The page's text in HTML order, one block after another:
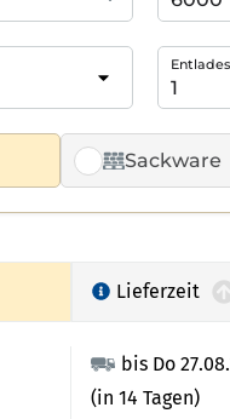
Sackware
Lieferzeit
bis Do
(in 14 Tagen)